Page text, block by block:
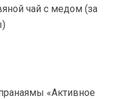
чай с медом (за
«Активное